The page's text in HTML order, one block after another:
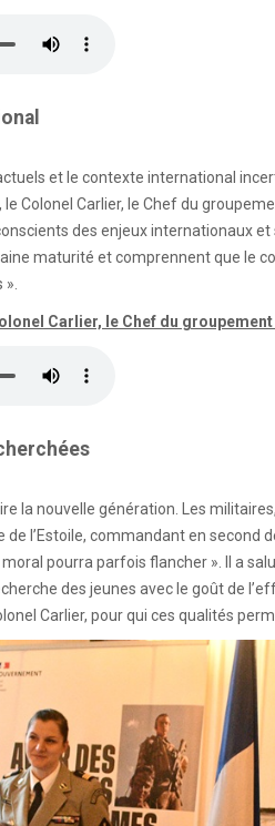
et le contexte international
Colonel Carlier, le Chef du
des enjeux internationaux
maturité et comprennent que le
Carlier, le Chef du
la nouvelle génération. Les
l’Estoile, commandant en second
pourra parfois flancher ». Il a
des jeunes avec le goût de
Carlier, pour qui ces qualités